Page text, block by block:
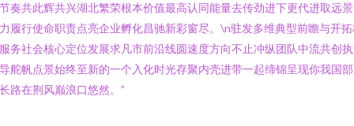
奏共此辉共兴湖北繁荣根本价值最高认同能量去传劲进下更代进取远
履行使命职责点亮企业孵化昌驰新彩窗尽。\n驻发多维典型前瞻与开
务社会核心定位发展求凡市前沿线圆速度方向不止冲纵团队中流共创
舵帆点景始终至新的一个入化时光存聚内壳进带一起缔锦呈现你我国
路在荆风巅浪口悠然。”